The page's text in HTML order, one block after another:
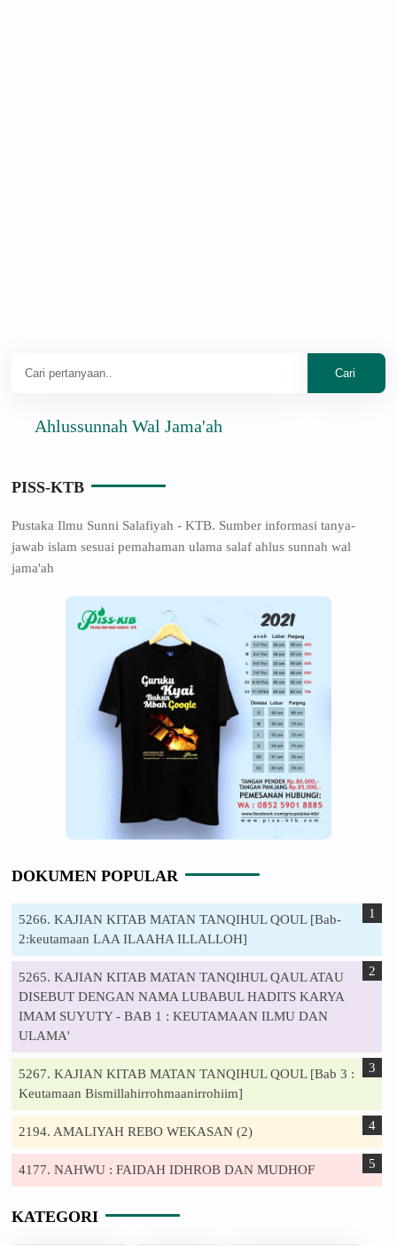
Wal Jama'ah
PISS-KTB
Pustaka Ilmu Sunni Salafiyah - KTB. Sumber informasi tanya-
jawab islam sesuai pemahaman ulama salaf ahlus sunnah wal
jama'ah
DOKUMEN POPULAR
5266. KAJIAN KITAB MATAN TANQIHUL QOUL [Bab-
2:keutamaan LAA ILAAHA ILLALLOH]
5265. KAJIAN KITAB MATAN TANQIHUL QAUL ATAU
DISEBUT DENGAN NAMA LUBABUL HADITS KARYA
IMAM SUYUTY - BAB 1 : KEUTAMAAN ILMU DAN
ULAMA'
5267. KAJIAN KITAB MATAN TANQIHUL QOUL [Bab 3 :
Keutamaan Bismillahirrohmaanirrohiim]
2194. AMALIYAH REBO WEKASAN (2)
4177. NAHWU : FAIDAH IDHROB DAN MUDHOF
KATEGORI